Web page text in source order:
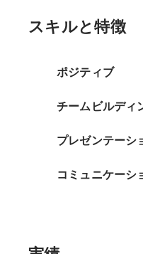
スキルと特徴
ポジティブ
チームビルディ
プレゼンテーシ
コミュニケーシ